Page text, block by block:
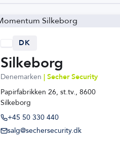
DK
Silkeborg
Denemarken | Secher Security
Papirfabrikken 26, st.tv., 8600
Silkeborg
+45 50 330 440
salg@sechersecurity.dk